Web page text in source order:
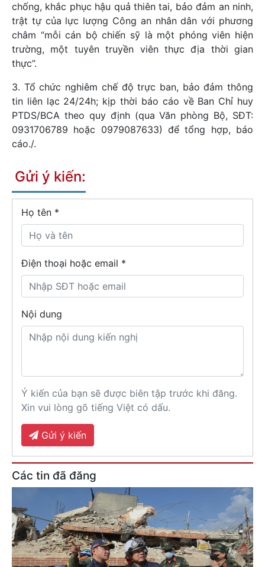
chống, khắc phục hậu quả thiên tai, bảo đảm an ninh,
trật tự của lực lượng Công an nhân dân với phương
châm “mỗi cán bộ chiến sỹ là một phóng viên hiện
trường, một tuyên truyền viên thực địa thời gian
thực”.
3. Tổ chức nghiêm chế độ trực ban, bảo đảm thông
tin liên lạc 24/24h; kịp thời báo cáo về Ban Chỉ huy
PTDS/BCA theo quy định (qua Văn phòng Bộ, SĐT:
0931706789 hoặc 0979087633) để tổng hợp, báo
cáo./.
Gửi ý kiến:
Họ tên *
Điện thoại hoặc email *
Nội dung
Ý kiến của bạn sẽ được biên tập trước khi đăng.
Xin vui lòng gõ tiếng Việt có dấu.
Gửi ý kiến
Các tin đã đăng